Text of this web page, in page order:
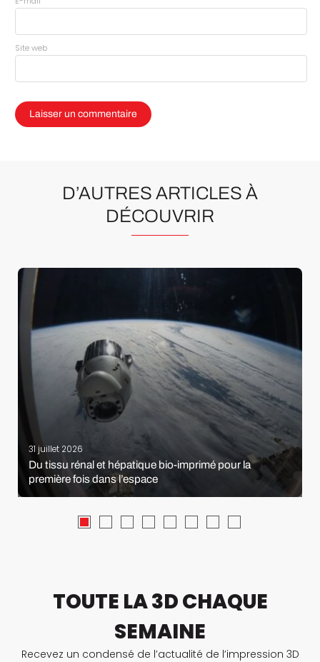
Site web
D’AUTRES ARTICLES À
DÉCOUVRIR
31 juillet 2026
Du tissu rénal et hépatique bio-imprimé pour la
première fois dans l’espace
TOUTE LA 3D CHAQUE
SEMAINE
Recevez un condensé de l’actualité de l’impression 3D